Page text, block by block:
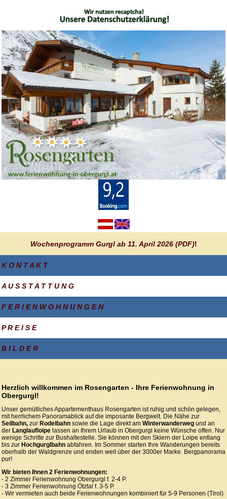
Wochenprogramm Gurgl ab 11. April 2026 (PDF)!
K O N T A K T
A U S S T A T T U N G
F E R I E N W O H N U N G E N
P R E I S E
B I L D E R
Herzlich willkommen im Rosengarten - Ihre Ferienwohnung in
Obergurgl!
Unser gemütliches Appartementhaus Rosengarten ist ruhig und schön gelegen,
mit herrlichem Panoramablick auf die imposante Bergwelt. Die Nähe zur
Seilbahn, zur Rodelbahn sowie die Lage direkt am Winterwanderweg und an
der Langlaufloipe lassen an Ihrem Urlaub in Obergurgl keine Wünsche offen. Nur
wenige Schritte zur Bushaltestelle. Sie können mit den Skiern der Loipe entlang
bis zur Hochgurglbahn abfahren. Im Sommer starten Ihre Wanderungen bereits
oberhalb der Waldgrenze und enden weit über der 3000er Marke. Bergpanorama
pur!
Wir bieten Ihnen 2 Ferienwohnungen:
- 2 Zimmer Ferienwohnung Obergurgl f. 2-4 P.
- 3 Zimmer Ferienwohnung Ötztal f. 3-5 P.
- Wir vermieten auch beide Ferienwohnungen kombiniert für 5-9 Personen (Tirol)